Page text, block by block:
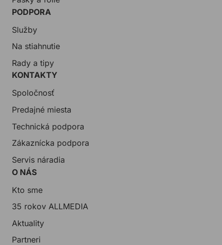
PODPORA
Služby
Na stiahnutie
Rady a tipy
KONTAKTY
Spoločnosť
Predajné miesta
Technická podpora
Zákaznícka podpora
Servis náradia
O NÁS
Kto sme
35 rokov ALLMEDIA
Aktuality
Partneri